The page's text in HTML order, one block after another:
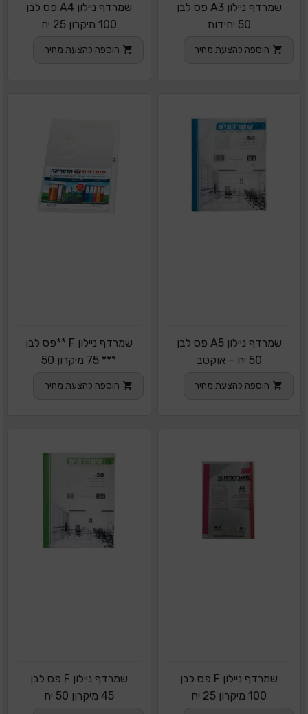
שמרדף ניילון A3 פס לבן
50 יחידות
הוספה להצעת מחיר
שמרדף ניילון A4 פס לבן
100 מיקרון 25 יח
הוספה להצעת מחיר
שמרדף ניילון A5 פס לבן
50 יח – אוקטב
הוספה להצעת מחיר
שמרדף ניילון F **פס לבן
*** 75 מיקרון 50
הוספה להצעת מחיר
שמרדף ניילון F פס לבן
100 מיקרון 25 יח
שמרדף ניילון F פס לבן
45 מיקרון 50 יח